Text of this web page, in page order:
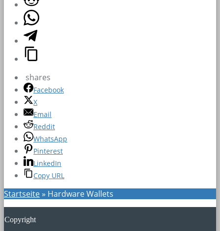
shares
Facebook
X
Email
Reddit
WhatsApp
Pinterest
LinkedIn
Copy URL
Startseite» Hardware Wallets
Copyright